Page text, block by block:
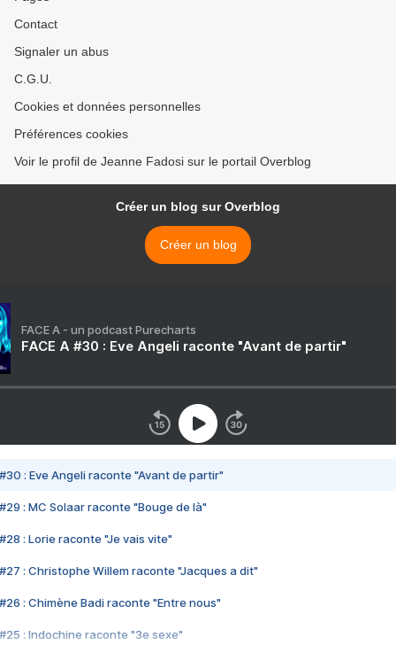
Contact
Signaler un abus
C.G.U.
Cookies et données personnelles
Préférences cookies
Voir le profil de Jeanne Fadosi sur le portail Overblog
Créer un blog sur Overblog
Créer un blog
FACE A - un podcast Purecharts
FACE A #30 : Eve Angeli raconte "Avant de partir"
#30 : Eve Angeli raconte "Avant de partir"
#29 : MC Solaar raconte "Bouge de là"
#28 : Lorie raconte "Je vais vite"
#27 : Christophe Willem raconte "Jacques a dit"
#26 : Chimène Badi raconte "Entre nous"
#25 : Indochine raconte "3e sexe"